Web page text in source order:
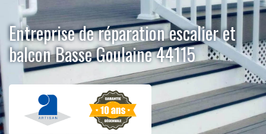
Entreprise de réparation escalier et
balcon Basse Goulaine 44115